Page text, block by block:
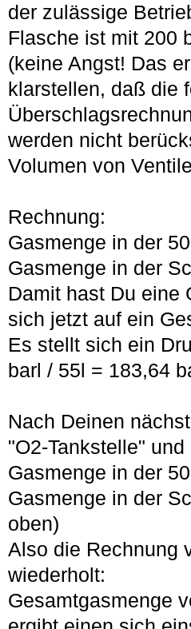
der zulässige
Flasche ist mit 200
(keine Angst! Das
klarstellen, daß die
werden nicht
Volumen von
Rechnung:
Gasmenge in der
Gasmenge in der
Damit hast Du eine
sich jetzt auf ein
Es stellt sich ein
barl / 55l = 183,64
Nach Deinen
"O2-Tankstelle"
Gasmenge in der
Gasmenge in der
oben)
Also die Rechnung
wiederholt:
Gesamtgasmenge